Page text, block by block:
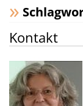
Kontakt